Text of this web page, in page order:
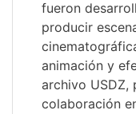
fueron
producir
animación y
archivo USDZ,
colaboración